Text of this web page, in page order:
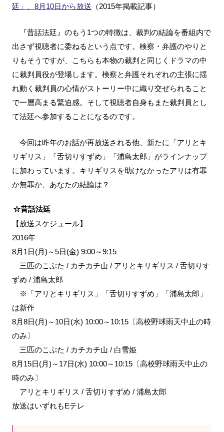
廷」、8月10日から放送 （2015年掲載記事）
『昔話法廷』のもう1つの特徴は、裁判の結論を番組内で
出さず視聴者に委ねるという点です。検察・弁護のやりと
りもそうですが、こちらも本物の裁判と同じくドラマの中
に裁判員役が登場します。検察と弁護それぞれの主張に揺
れ動く裁判員の心情がストーリー中に織り交ぜられること
で一層高まる緊迫感。そして視聴者自身もまた裁判員とし
て法廷へ参加することになるのです。
今回は昨年のお話が再放送される他、新たに「アリとキ
リギリス」「舌切りすずめ」「浦島太郎」がラインナップ
に加わっています。キリギリスを助けなかったアリは有罪
か無罪か、あなたの結論は？
☆昔話法廷
【放送スケジュール】
2016年
8月1日(月)～5日(金) 9:00～9:15
三匹のこぶた / カチカチ山 / アリとキリギリス / 舌切りす
ずめ / 浦島太郎
※「アリとキリギリス」「舌切りすずめ」「浦島太郎」
は新作
8月8日(月)～10日(水) 10:00～10:15〔高校野球雨天中止の時
のみ〕
三匹のこぶた / カチカチ山 / 白雪姫
8月15日(月)～17日(水) 10:00～10:15〔高校野球雨天中止の
時のみ〕
アリとキリギリス / 舌切りすずめ / 浦島太郎
放送はいずれもEテレ